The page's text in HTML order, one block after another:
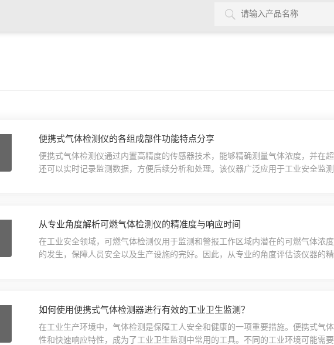
便携式气体检测仪的各组成部件功能特点分享
便携式气体检测仪通过内置高精度的传感器技术，能够精确测量气体浓度，并在
还可以实时记录监测数据，方便后续分析和处理。该仪器广泛应用于工业安全监
氧化碳、...
从专业角度解析可燃气体检测仪的精准度与响应时间
在工业安全领域，可燃气体检测仪用于监测和警报工作区域内潜在的可燃气体浓
的发生，保障人员安全以及生产设施的完好。因此，从专业的角度评估该仪器的
结果的精确...
如何使用便携式气体检测器进行有效的工业卫生监测？
在工业生产环境中，气体检测是保障工人安全和健康的一项重要措施。便携式气
性和快速响应特性，成为了工业卫生监测中常用的工具。不同的工业环境可能需